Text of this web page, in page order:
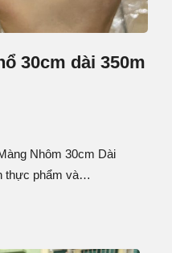
30cm dài 350m
Nhôm 30cm Dài
thực phẩm và…